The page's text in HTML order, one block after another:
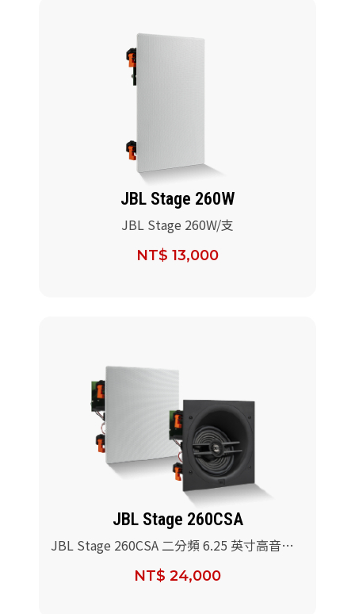
JBL Stage 260W
JBL Stage 260W/支
NT$ 13,000
JBL Stage 260CSA
JBL Stage 260CSA 二分頻 6.25 英寸高音有
角度的吸頂式揚聲器/對
NT$ 24,000